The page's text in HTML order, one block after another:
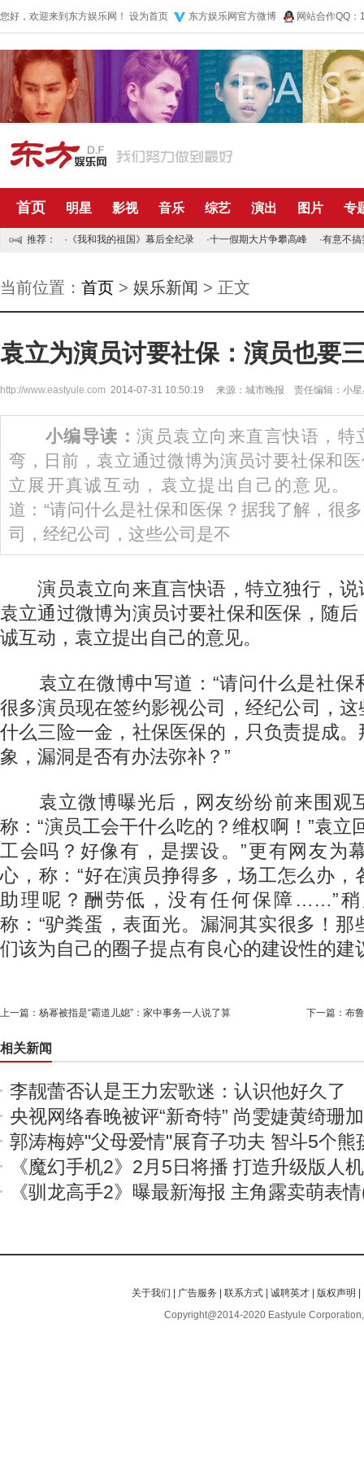
您好，欢迎来到东方娱乐网！ 设为首页 东方娱乐网官方微博 网站合作QQ
首页 明星 影视 音乐 综艺 演出 图片 专
推荐： · 《我和我的祖国》幕后全纪录 ·十一假期大片争攀高峰 ·有意不搞
当前位置： 首页 > 娱乐新闻 > 正文
袁立为演员讨要社保：演员也要
http://www.eastyule.com 2014-07-31 10:50:19 来源：城市晚报 责任编辑：小星
小编导读：演员袁立向来直言快语，特
弯，日前，袁立通过微博为演员讨要社保和
立展开真诚互动，袁立提出自己的意见
道：“请问什么是社保和医保？据我了解，很
司，经纪公司，这些公司是不
演员袁立向来直言快语，特立独行，说
袁立通过微博为演员讨要社保和医保，随
诚互动，袁立提出自己的意见。
袁立在微博中写道：“请问什么是社保
很多演员现在签约影视公司，经纪公司，
什么三险一金，社保医保的，只负责提成
象，漏洞是否有办法弥补？”
袁立微博曝光后，网友纷纷前来围观
称：“演员工会干什么吃的？维权啊！”袁立
工会吗？好像有，是摆设。”更有网友为
心，称：“好在演员挣得多，场工怎么办，
助理呢？酬劳低，没有任何保障……”
称：“驴粪蛋，表面光。漏洞其实很多！那
们该为自己的圈子提点有良心的建设性的建
上一篇： 杨幂被指是“霸道儿媳”：家中事务一人说了算 下一篇： 布
相关新闻
李靓蕾否认是王力宏歌迷：认识他好久了
央视网络春晚被评“新奇特” 尚雯婕黄绮珊
郭涛梅婷"父母爱情"展育子功夫 智斗5个熊
《魔幻手机2》2月5日将播 打造升级版人
《驯龙高手2》曝最新海报 主角露卖萌表
关于我们 广告服务 |联系方式 |诚聘英才 版权声明
Copyright@2014-2020 Eastyule